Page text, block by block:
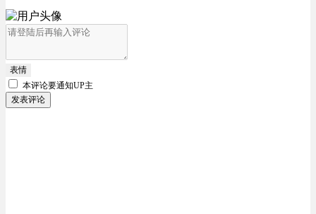
表情
本评论要通知UP主
发表评论